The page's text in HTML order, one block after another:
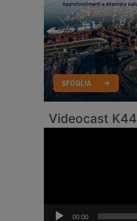
Videocast K44
00:00